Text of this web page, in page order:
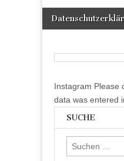
Main
menu
Skip
Instagram Please
data was entered
SUCHE
Suchen
nach: